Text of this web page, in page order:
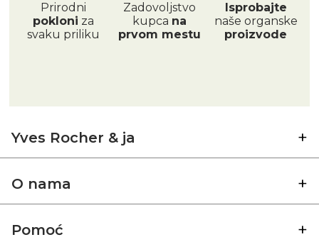
Prirodni
pokloni za
svaku priliku
Zadovoljstvo
kupca na
prvom mestu
Isprobajte
naše organske
proizvode
Yves Rocher & ja
O nama
Pomoć